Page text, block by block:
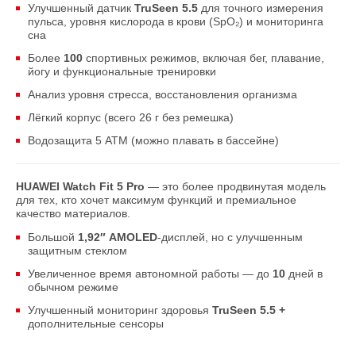
Улучшенный датчик TruSeen 5.5 для точного измерения
пульса, уровня кислорода в крови (SpO₂) и мониторинга
сна
Более 100 спортивных режимов, включая бег, плавание,
йогу и функциональные тренировки
Анализ уровня стресса, восстановления организма
Лёгкий корпус (всего 26 г без ремешка)
Водозащита 5 ATM (можно плавать в бассейне)
HUAWEI Watch Fit 5 Pro — это более продвинутая модель
для тех, кто хочет максимум функций и премиальное
качество материалов.
Большой 1,92″ AMOLED-дисплей, но с улучшенным
защитным стеклом
Увеличенное время автономной работы — до 10 дней в
обычном режиме
Улучшенный мониторинг здоровья TruSeen 5.5 +
дополнительные сенсоры